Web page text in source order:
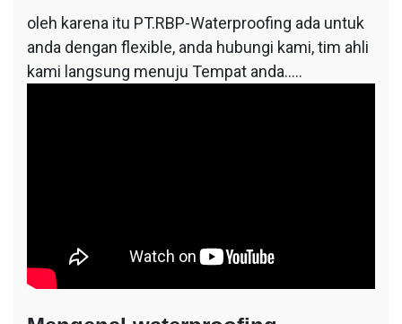
oleh karena itu PT.RBP-Waterproofing ada untuk
anda dengan flexible, anda hubungi kami, tim ahli
kami langsung menuju Tempat anda…..